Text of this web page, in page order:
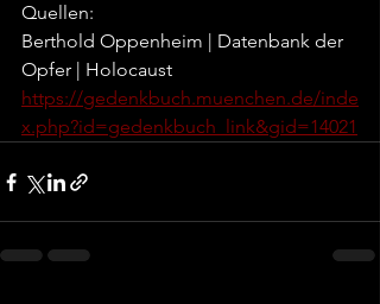
Quellen:
Berthold Oppenheim | Datenbank der
Opfer | Holocaust
https://gedenkbuch.muenchen.de/inde
x.php?id=gedenkbuch_link&gid=14021